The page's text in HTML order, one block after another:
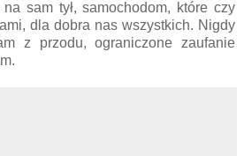
sam tył, samochodom, które czy
dla dobra nas wszystkich. Nigdy
z przodu, ograniczone zaufanie